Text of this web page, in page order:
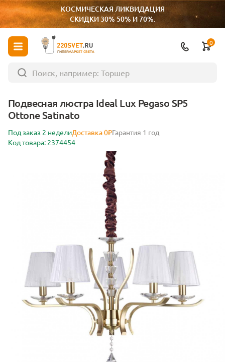
КОСМИЧЕСКАЯ ЛИКВИДАЦИЯ
СКИДКИ 30% 50% И 70%.
ГИПЕРМАРКЕТ СВЕТА
0
Подвесная люстра Ideal Lux Pegaso SP5
Ottone Satinato
Под заказ 2 неделиДоставка 0₽Гарантия 1 год
Код товара: 2374454